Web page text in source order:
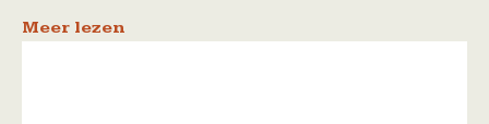
Meer lezen